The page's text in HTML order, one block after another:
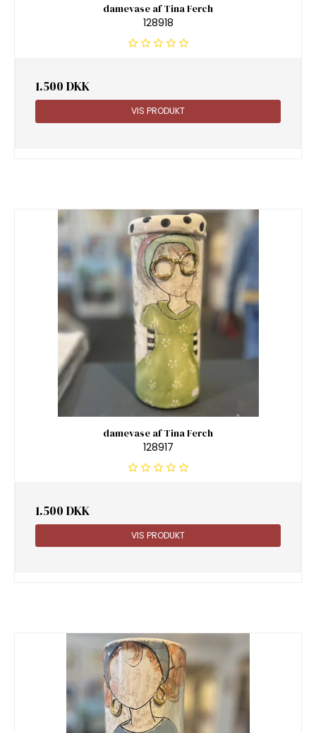
damevase af Tina Ferch
128918
1.500 DKK
VIS PRODUKT
damevase af Tina Ferch
128917
1.500 DKK
VIS PRODUKT